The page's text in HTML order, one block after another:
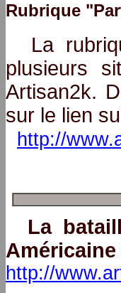
Rubrique
La
plusieurs
Artisan2k.
sur le lien
http://
La
Américaine
http://